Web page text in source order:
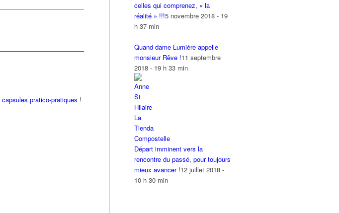
capsules pratico-pratiques !
celles qui comprenez, « la
réalité » !!!5 novembre 2018 - 19
h 37 min
Quand dame Lumière appelle
monsieur Rêve !11 septembre
2018 - 19 h 33 min
Départ imminent vers la
rencontre du passé, pour toujours
mieux avancer !12 juillet 2018 -
10 h 30 min